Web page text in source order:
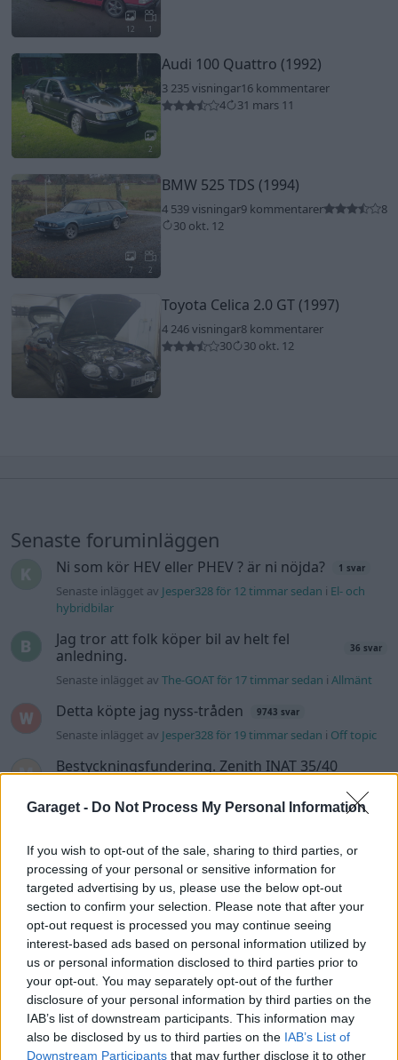
Garaget - Do Not Process My Personal Information
If you wish to opt-out of the sale, sharing to third parties, or
processing of your personal or sensitive information for
targeted advertising by us, please use the below opt-out
section to confirm your selection. Please note that after your
opt-out request is processed you may continue seeing
interest-based ads based on personal information utilized by
us or personal information disclosed to third parties prior to
your opt-out. You may separately opt-out of the further
disclosure of your personal information by third parties on the
IAB’s list of downstream participants. This information may
also be disclosed by us to third parties on the IAB’s List of
Downstream Participants that may further disclose it to other
12 1
2
Audi 100 Quattro (1992)
3 235 visningar16 kommentarer
4
31 mars 11
7 2
BMW 525 TDS (1994)
4 539 visningar9 kommentarer
8
30 okt. 12
4
Toyota Celica 2.0 GT (1997)
4 246 visningar8 kommentarer
30
30 okt. 12
Senaste foruminläggen
Ni som kör HEV eller PHEV ? är ni nöjda? 1 svar
Senaste inlägget av Jesper328 för 12 timmar sedan i El- och
hybridbilar
Jag tror att folk köper bil av helt fel
anledning.
36 svar
Senaste inlägget avThe-GOAT för 17 timmar sedan iAllmänt
Detta köpte jag nyss-tråden 9743 svar
Senaste inlägget av Jesper328 för 19 timmar sedan i Off topic
Bestyckningsfundering. Zenith INAT 35/40
Senaste inlägget avMossan1 för 21 timmar sedani
Volvo 740 med lh2.2 spridare öppnar hela
tiden på tändning.
Senaste inlägget avKlevaRaggarn fredag 23:57iGenerell
felsökning
ID 4 vs EX 40 ? 4 svar
Senaste inlägget avMickeEng fredag 18:13iEl- och hybridbilar
Ford Mustang e Mac 2023 4 svar
Senaste inlägget av KenthIJ2 fredag 12:37iEl- och hybridbilar
244 motorbyte till d5252t